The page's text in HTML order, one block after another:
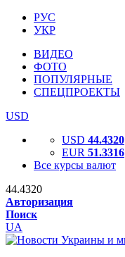
РУС
УКР
ВИДЕО
ФОТО
ПОПУЛЯРНЫЕ
СПЕЦПРОЕКТЫ
USD
USD 44.4320
EUR 51.3316
Все курсы валют
44.4320
Авторизация
Поиск
UA